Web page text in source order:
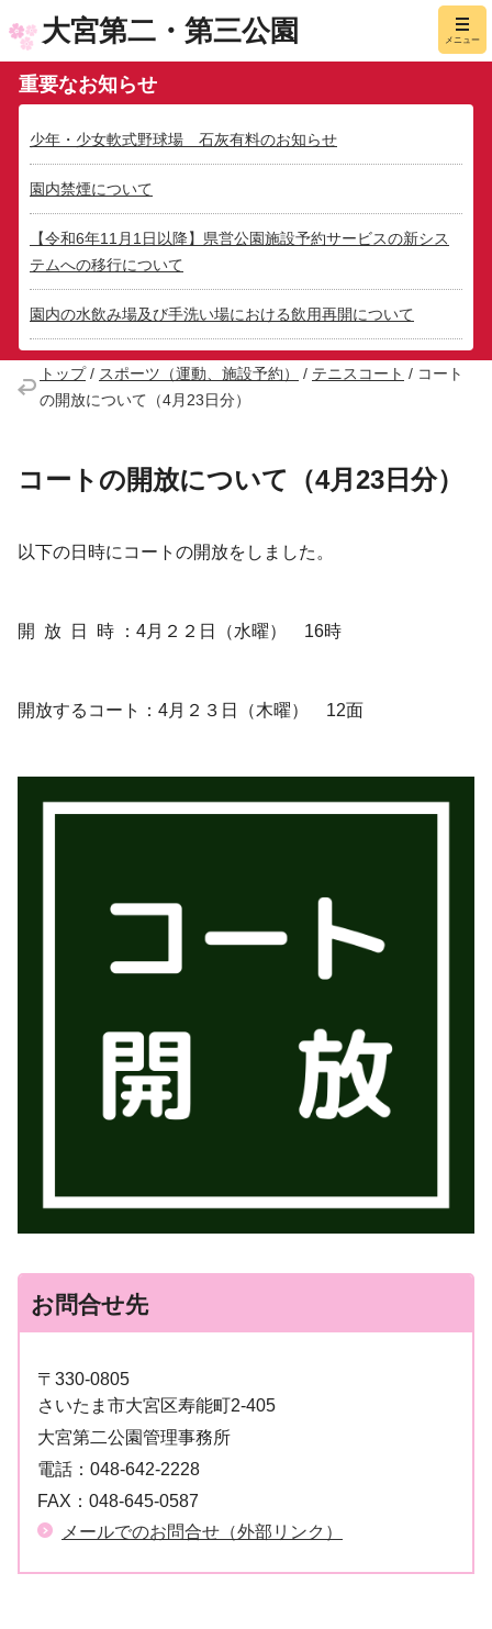
大宮第二・第三公園 メニュー
重要なお知らせ
少年・少女軟式野球場 石灰有料のお知らせ
園内禁煙について
【令和6年11月1日以降】県営公園施設予約サービスの新シス
テムへの移行について
園内の水飲み場及び手洗い場における飲用再開について
トップ/ スポーツ（運動、施設予約） / テニスコート / コート
の開放について（4月23日分）
コートの開放について（4月23日分）
以下の日時にコートの開放をしました。
開 放 日 時 ：4月２２日（水曜） 16時
開放するコート：4月２３日（木曜） 12面
お問合せ先
〒330-0805
さいたま市大宮区寿能町2-405
大宮第二公園管理事務所
電話： 048-642-2228
FAX： 048-645-0587
メールでのお問合せ（外部リンク）